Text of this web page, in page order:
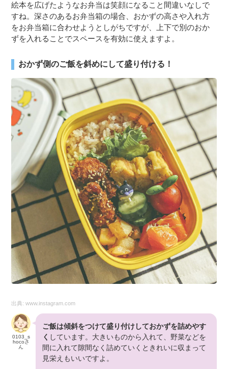
絵本を広げたようなお弁当は笑顔になること間違いなしで
すね。深さのあるお弁当箱の場合、おかずの高さや入れ方
をお弁当箱に合わせようとしがちですが、上下で別のおか
ずを入れることでスペースを有効に使えますよ。
おかず側のご飯を斜めにして盛り付ける！
出典:www.instagram.com
0103_s
hocoさ
ん
ご飯は傾斜をつけて盛り付けしておかずを詰めやす
く しています。大きいものから入れて、野菜などを
間に入れて隙間なく詰めていくときれいに収まって
見栄えもいいですよ。